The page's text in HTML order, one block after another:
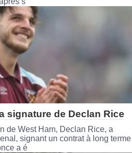
signature de Declan Rice
de West Ham, Declan Rice, a
signant un contrat à long terme
a é